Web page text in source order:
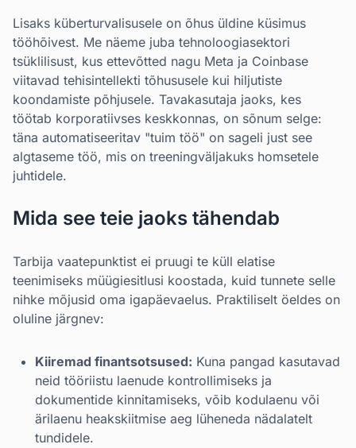
Lisaks küberturvalisusele on õhus üldine küsimus
tööhõivest. Me näeme juba tehnoloogiasektori
tsüklilisust, kus ettevõtted nagu Meta ja Coinbase
viitavad tehisintellekti tõhususele kui hiljutiste
koondamiste põhjusele. Tavakasutaja jaoks, kes
töötab korporatiivses keskkonnas, on sõnum selge:
täna automatiseeritav "tuim töö" on sageli just see
algtaseme töö, mis on treeningväljakuks homsetele
juhtidele.
Mida see teie jaoks tähendab
Tarbija vaatepunktist ei pruugi te küll elatise
teenimiseks müügiesitlusi koostada, kuid tunnete selle
nihke mõjusid oma igapäevaelus. Praktiliselt öeldes on
oluline järgnev:
Kiiremad finantsotsused: Kuna pangad kasutavad
neid tööriistu laenude kontrollimiseks ja
dokumentide kinnitamiseks, võib kodulaenu või
ärilaenu heakskiitmise aeg lüheneda nädalatelt
tundidele.